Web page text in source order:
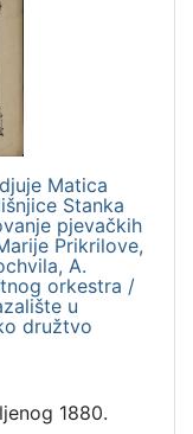
Matica
Stanka
pjevačkih
Prikrilove,
A.
orkestra /
u
družtvo
1880.